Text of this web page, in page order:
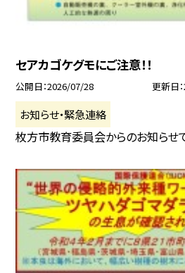
セアカゴケグモにご注意！！
公開日 2026/07/28 更新日
お知らせ・緊急連絡
枚方市教育委員会からのお知らせ